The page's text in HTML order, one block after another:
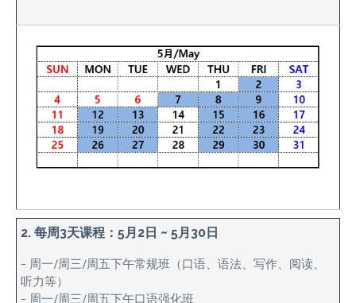
2. 每周3天课程：5月2日 ~ 5月30日
– 周一/周三/周五下午常规班（口语、语法、写作、阅读、
听力等）
– 周一/周三/周五下午口语强化班